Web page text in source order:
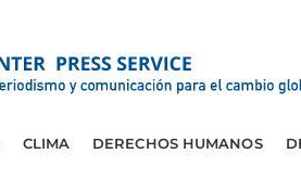
CLIMA DERECHOS HUMANOS